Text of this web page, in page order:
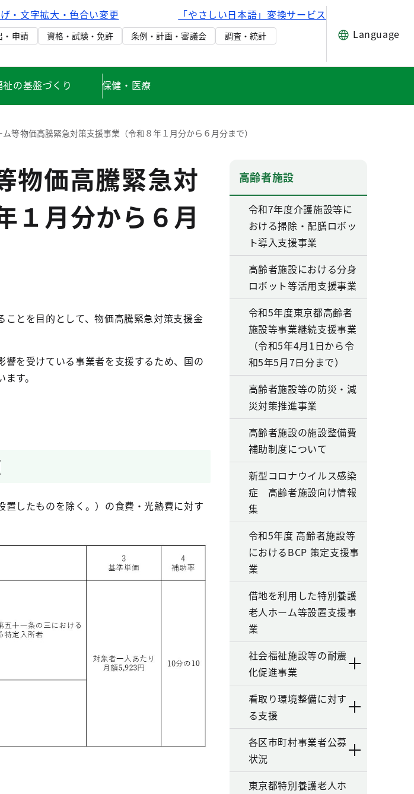
・文字拡大・色合い変更 「やさしい日本語」変換サービス
・申請 資格・試験・免許 条例・計画・審議会
調査・統計
Language
祉の基盤づくり 保健・医療
等物価高騰緊急対策支援事業（令和８年１月分から６月分まで）
物価高騰緊急対
１月分から６月
とを目的として、物価高騰緊急対策支援金
を受けている事業者を支援するため、国の
す。
したものを除く。）の食費・光熱費に対す
高齢者施設
令和7年度介護施設等に
おける掃除・配膳ロボッ
ト導入支援事業
高齢者施設における分身
ロボット等活用支援事業
令和5年度東京都高齢者
施設等事業継続支援事業
（令和5年4月1日から令
和5年5月7日分まで）
高齢者施設等の防災・減
災対策推進事業
高齢者施設の施設整備費
補助制度について
新型コロナウイルス感染
症 高齢者施設向け情報
集
令和5年度 高齢者施設等
におけるBCP 策定支援事
業
借地を利用した特別養護
老人ホーム等設置支援事
業
社会福祉施設等の耐震
化促進事業
看取り環境整備に対す
る支援
各区市町村事業者公募
状況
東京都特別養護老人ホ